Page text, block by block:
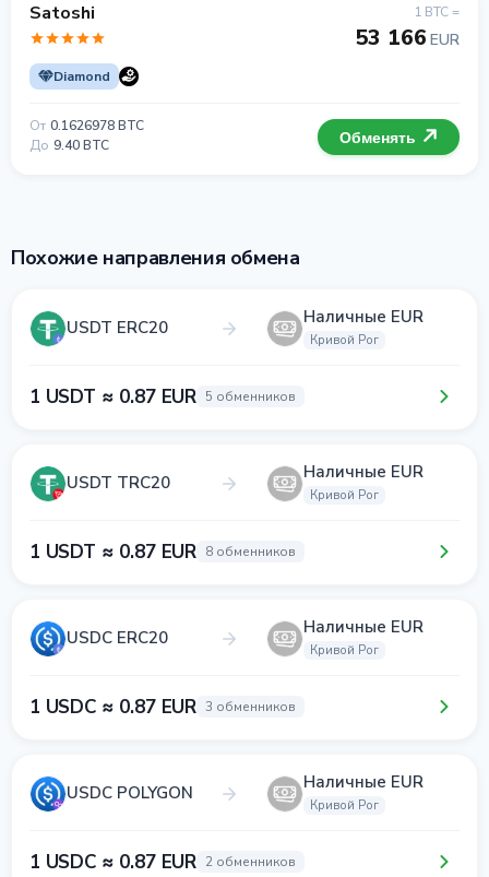
Satoshi
Diamond
1 BTC =
53 166 EUR
От 0.1626978 BTC
До 9.40 BTC Обменять
Похожие направления обмена
USDT ERC20 Наличные EUR
Кривой Рог
1 USDT ≈ 0.87 EUR 5 обменников
USDT TRC20 Наличные EUR
Кривой Рог
1 USDT ≈ 0.87 EUR 8 обменников
USDC ERC20 Наличные EUR
Кривой Рог
1 USDC ≈ 0.87 EUR 3 обменников
USDC POLYGON Наличные EUR
Кривой Рог
1 USDC ≈ 0.87 EUR 2 обменников